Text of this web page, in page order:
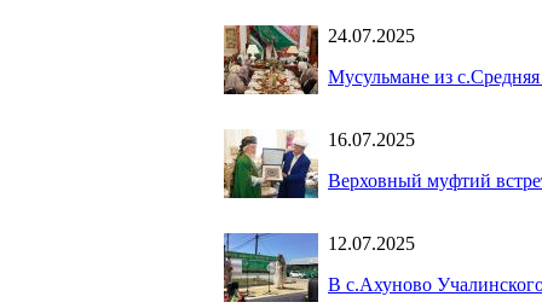
24.07.2025
Мусульмане из
16.07.2025
Верховный муфтий
12.07.2025
В с.Ахуново